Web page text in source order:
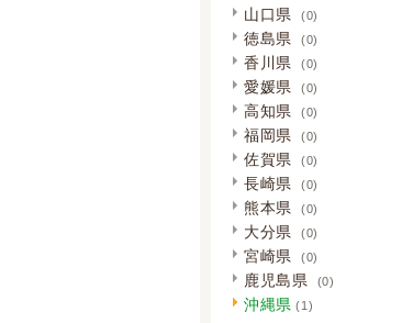
山口県 (0)
徳島県 (0)
香川県 (0)
愛媛県 (0)
高知県 (0)
福岡県 (0)
佐賀県 (0)
長崎県 (0)
熊本県 (0)
大分県 (0)
宮崎県 (0)
鹿児島県 (0)
沖縄県 (1)